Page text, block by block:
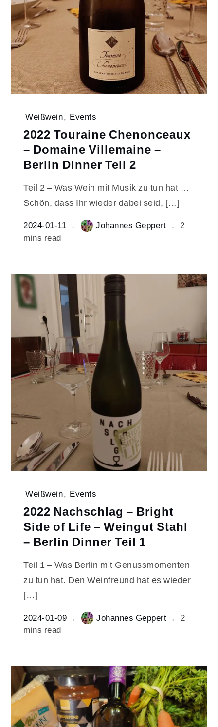
Weißwein, Events
2022 Touraine Chenonceaux
– Domaine Villemaine –
Berlin Dinner Teil 2
Teil 2 – Was Wein mit Musik zu tun hat …
Schön, dass Ihr wieder dabei seid, […]
2024-01-11 Johannes Geppert
2
mins read
Weißwein, Events
2022 Nachschlag – Bright
Side of Life – Weingut Stahl
– Berlin Dinner Teil 1
Teil 1 – Was Berlin mit Genussmomenten
zu tun hat. Den Weinfreund hat es wieder
[…]
2024-01-09 Johannes Geppert
2
mins read